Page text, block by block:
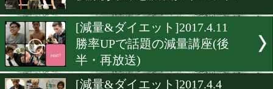
[ダイエット]2017.5.24
チャンピオン達の減量法